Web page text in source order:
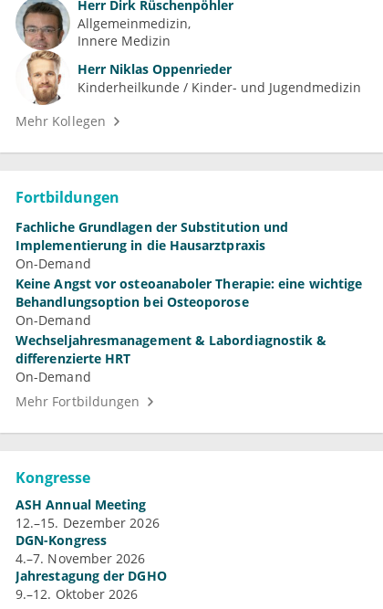
Herr Dirk Rüschenpöhler
Allgemeinmedizin
Innere Medizin
Herr Niklas Oppenrieder
Kinderheilkunde / Kinder- und Jugendmedizin
Mehr Kollegen
Fortbildungen
Fachliche Grundlagen der Substitution und
Implementierung in die Hausarztpraxis
On-Demand
Keine Angst vor osteoanaboler Therapie: eine wichtige
Behandlungsoption bei Osteoporose
On-Demand
Wechseljahresmanagement & Labordiagnostik &
differenzierte HRT
On-Demand
Mehr Fortbildungen
Kongresse
ASH Annual Meeting
12.–15. Dezember 2026
DGN-Kongress
4.–7. November 2026
Jahrestagung der DGHO
9.–12. Oktober 2026